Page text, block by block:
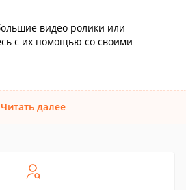
видео ролики или
с их помощью со своими
Читать далее